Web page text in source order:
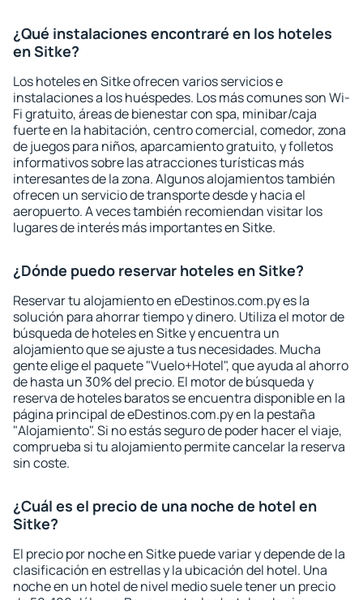
¿Qué instalaciones encontraré en los hoteles
en Sitke?
Los hoteles en Sitke ofrecen varios servicios e
instalaciones a los huéspedes. Los más comunes son Wi-
Fi gratuito, áreas de bienestar con spa, minibar/caja
fuerte en la habitación, centro comercial, comedor, zona
de juegos para niños, aparcamiento gratuito, y folletos
informativos sobre las atracciones turísticas más
interesantes de la zona. Algunos alojamientos también
ofrecen un servicio de transporte desde y hacia el
aeropuerto. A veces también recomiendan visitar los
lugares de interés más importantes en Sitke.
¿Dónde puedo reservar hoteles en Sitke?
Reservar tu alojamiento en eDestinos.com.py es la
solución para ahorrar tiempo y dinero. Utiliza el motor de
búsqueda de hoteles en Sitke y encuentra un
alojamiento que se ajuste a tus necesidades. Mucha
gente elige el paquete "Vuelo+Hotel", que ayuda al ahorro
de hasta un 30% del precio. El motor de búsqueda y
reserva de hoteles baratos se encuentra disponible en la
página principal de eDestinos.com.py en la pestaña
"Alojamiento". Si no estás seguro de poder hacer el viaje,
comprueba si tu alojamiento permite cancelar la reserva
sin coste.
¿Cuál es el precio de una noche de hotel en
Sitke?
El precio por noche en Sitke puede variar y depende de la
clasificación en estrellas y la ubicación del hotel. Una
noche en un hotel de nivel medio suele tener un precio